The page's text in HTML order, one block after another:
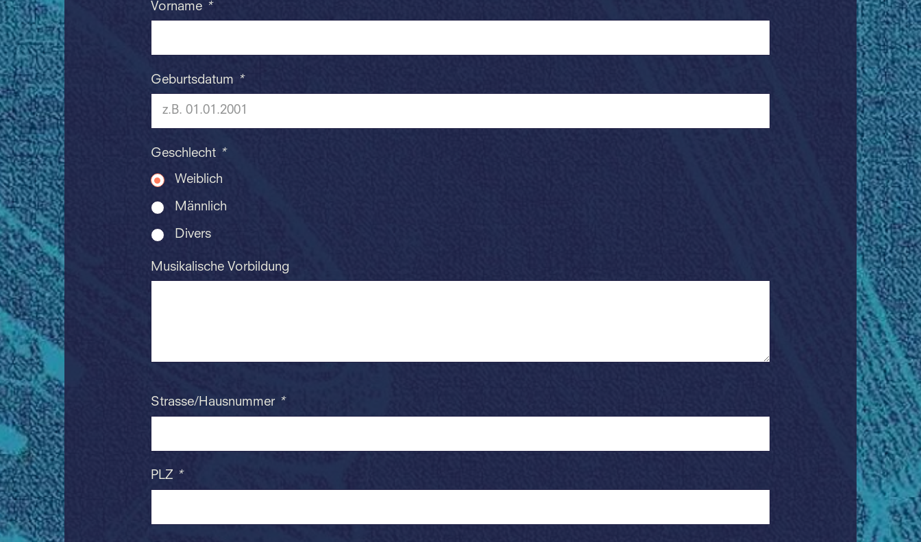
Vorname *
Geburtsdatum *
Geschlecht *
Weiblich
Männlich
Divers
Musikalische Vorbildung
Strasse/Hausnummer *
PLZ *